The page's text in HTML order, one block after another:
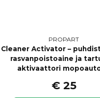
PROPART
Cleaner Activator –
rasvanpoistoaine ja
aktivaattori
€ 25